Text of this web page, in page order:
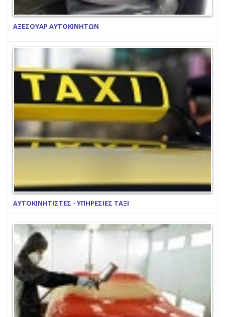
ΑΞΕΣΟΥΑΡ ΑΥΤΟΚΙΝΗΤΩΝ
ΑΥΤΟΚΙΝΗΤΙΣΤΕΣ - ΥΠΗΡΕΣΙΕΣ ΤΑΞΙ